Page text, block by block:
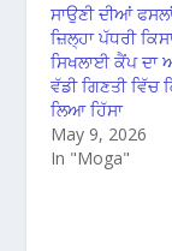
ਸਾਉਣੀ ਦੀਆਂ
ਜ਼ਿਲ੍ਹਾ ਪੱਧਰੀ
ਸਿਖਲਾਈ ਕੈਂਪ ਦਾ
ਵੱਡੀ ਗਿਣਤੀ ਵਿੱਚ
ਲਿਆ ਹਿੱਸਾ
May 9, 2026
In "Moga"